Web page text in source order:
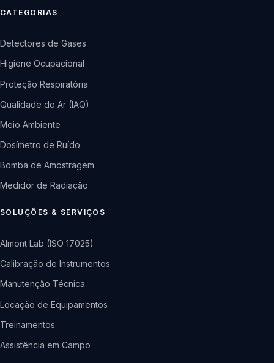
CATEGORIAS
Detectores de Gases
Higiene Ocupacional
Proteção Respiratória
Qualidade do Ar (IAQ)
Meio Ambiente
Dosímetro de Ruído
Bomba de Amostragem
Medidor de Radiação
SOLUÇÕES & SERVIÇOS
Almont Lab (ISO 17025)
Calibração de Instrumentos
Manutenção Técnica
Locação de Equipamentos
Treinamentos
Assistência em Campo